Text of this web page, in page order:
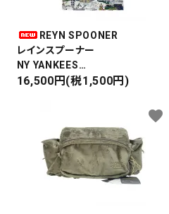
REYN SPOONER
レインスプーナー
NY YANKEES
ニューヨークヤンキース
16,500円(税1,500円)
favorite